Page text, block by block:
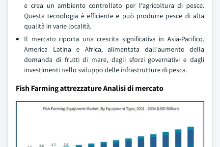
e crea un ambiente controllato per l'agricoltura di pesce.
Questa tecnologia è efficiente e può produrre pesce di alta
qualità in varie località.
Il mercato riporta una crescita significativa in Asia-Pacifico,
America Latina e Africa, alimentata dall'aumento della
domanda di frutti di mare, dagli sforzi governativi e dagli
investimenti nello sviluppo delle infrastrutture di pesca.
Fish Farming attrezzature Analisi di mercato